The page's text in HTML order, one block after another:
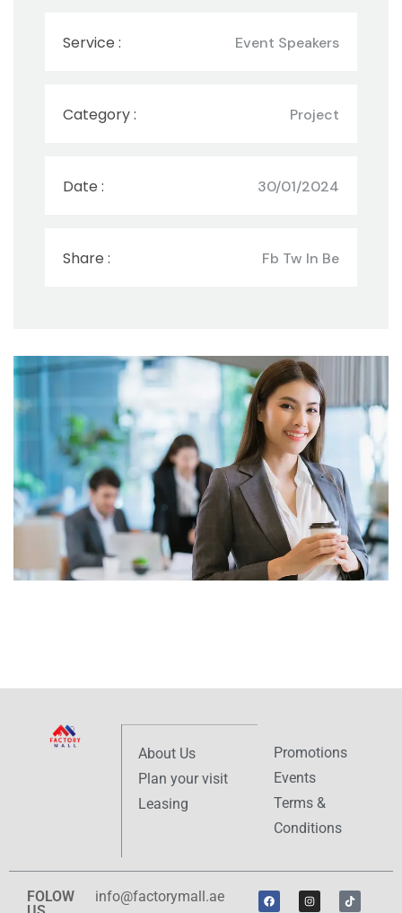
Service : Event Speakers
Category : Project
Date : 30/01/2024
Share : Fb Tw In Be
About Us
Plan your visit
Leasing
Promotions
Events
Terms &
Conditions
FOLOW
info@factorymall.ae